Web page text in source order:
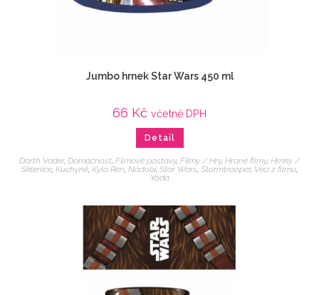
Jumbo hrnek Star Wars 450 ml
66 Kč včetně DPH
Detail
Darth Vader, Domácnost, Filmové postavy, Filmy / Hry, Hrané filmy, Hrnky /
Sklenice, Kuchyně, Kylo Ren, Nádobí, Star Wars, Stormtrooper, Veci z filmu,
Yoda